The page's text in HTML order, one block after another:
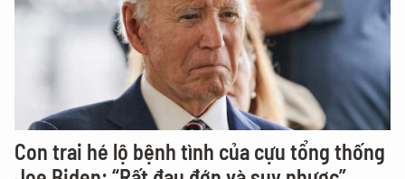
Con trai hé lộ bệnh tình của cựu tổng thống